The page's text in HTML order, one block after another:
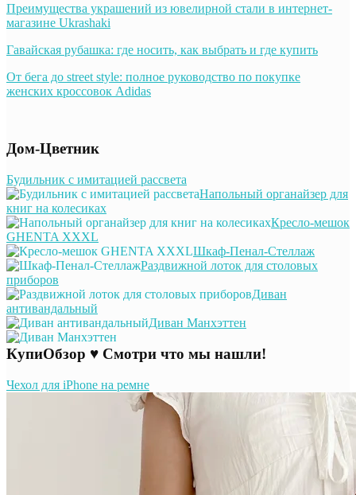
Преимущества украшений из ювелирной стали в интернет-
магазине Ukrashaki
Гавайская рубашка: где носить, как выбрать и где купить
От бега до street style: полное руководство по покупке
женских кроссовок Adidas
Дом-Цветник
Будильник с имитацией рассвета
Напольный органайзер для
книг на колесиках
Кресло-мешок
GHENTA XXXL
Шкаф-Пенал-Стеллаж
Раздвижной лоток для столовых
приборов
Диван
антивандальный
Диван Манхэттен
КупиОбзор ♥ Смотри что мы нашли!
Чехол для iPhone на ремне